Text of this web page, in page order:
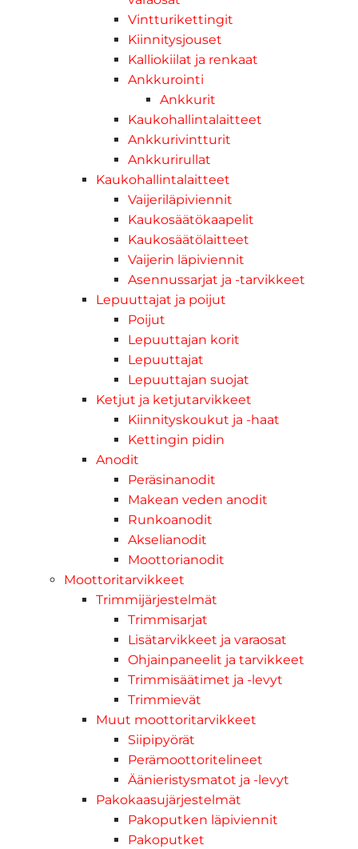
Vintturikettingit
Kiinnitysjouset
Kalliokiilat ja renkaat
Ankkurointi
Ankkurit
Kaukohallintalaitteet
Ankkurivintturit
Ankkurirullat
Kaukohallintalaitteet
Vaijeriläpiviennit
Kaukosäätökaapelit
Kaukosäätölaitteet
Vaijerin läpiviennit
Asennussarjat ja -tarvikkeet
Lepuuttajat ja poijut
Poijut
Lepuuttajan korit
Lepuuttajat
Lepuuttajan suojat
Ketjut ja ketjutarvikkeet
Kiinnityskoukut ja -haat
Kettingin pidin
Anodit
Peräsinanodit
Makean veden anodit
Runkoanodit
Akselianodit
Moottorianodit
Moottoritarvikkeet
Trimmijärjestelmät
Trimmisarjat
Lisätarvikkeet ja varaosat
Ohjainpaneelit ja tarvikkeet
Trimmisäätimet ja -levyt
Trimmievät
Muut moottoritarvikkeet
Siipipyörät
Perämoottoritelineet
Äänieristysmatot ja -levyt
Pakokaasujärjestelmät
Pakoputken läpiviennit
Pakoputket